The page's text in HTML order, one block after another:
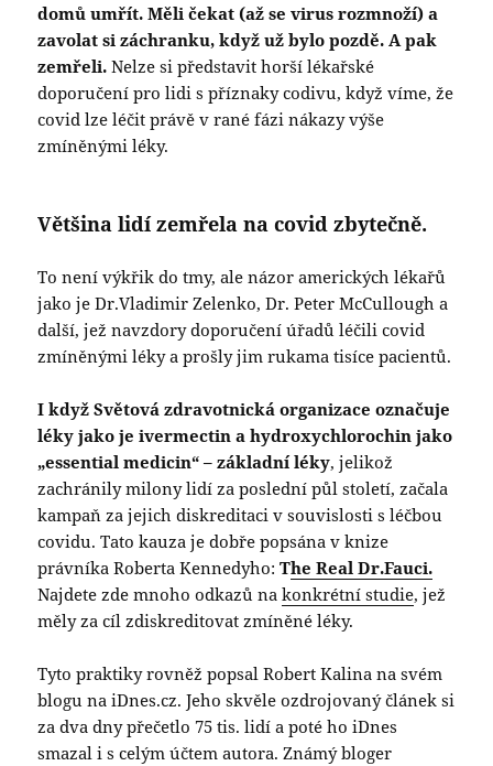
domů umřít. Měli čekat (až se virus rozmnoží) a
zavolat si záchranku, když už bylo pozdě. A pak
zemřeli.Nelze si představit horší lékařské
doporučení pro lidi s příznaky codivu, když víme, že
covid lze léčit právě v rané fázi nákazy výše
zmíněnými léky.
Většina lidí zemřela na covid zbytečně.
To není výkřik do tmy, ale názor amerických lékařů
jako je Dr.Vladimir Zelenko, Dr. Peter McCullough a
další, jež navzdory doporučení úřadů léčili covid
zmíněnými léky a prošly jim rukama tisíce pacientů.
I když Světová zdravotnická organizace označuje
léky jako je ivermectin a hydroxychlorochin jako
„essential medicin“ – základní léky, jelikož
zachránily milony lidí za poslední půl století, začala
kampaň za jejich diskreditaci v souvislosti s léčbou
covidu. Tato kauza je dobře popsána v knize
právníka Roberta Kennedyho:The Real Dr.Fauci.
Najdete zde mnoho odkazů nakonkrétní studie, jež
měly za cíl zdiskreditovat zmíněné léky.
Tyto praktiky rovněž popsal Robert Kalina na svém
blogu na iDnes.cz. Jeho skvěle ozdrojovaný článek si
za dva dny přečetlo 75 tis. lidí a poté ho iDnes
smazal i s celým účtem autora. Známý bloger